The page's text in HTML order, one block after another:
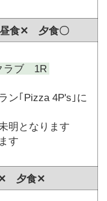
食✕ 夕食〇
ラブ 1R
ン｢Pizza 4P's｣に
明となります
す
夕食✕